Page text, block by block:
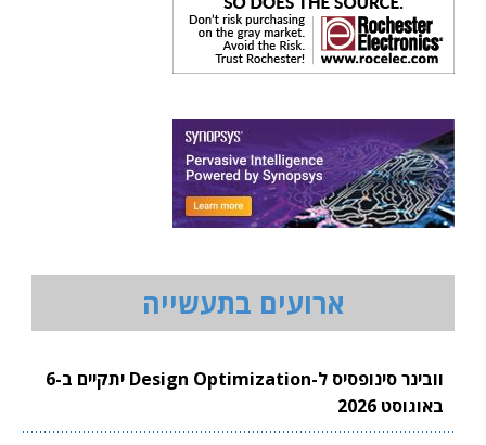
ארועים בתעשייה
וובינר סינופסיס ל-Design Optimization יתקיים ב-6
באוגוסט 2026